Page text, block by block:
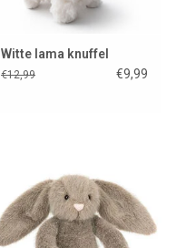
Witte lama knuffel
€12,99 €9,99